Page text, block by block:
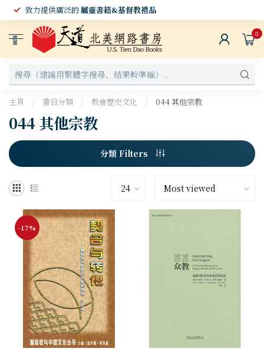
致力提供廣泛的屬靈書籍&基督教禮品
選
單
0
主頁 / 書目分類 / 教會歷史文化 / 044 其他宗教
044 其他宗教
分類 Filters
-17%